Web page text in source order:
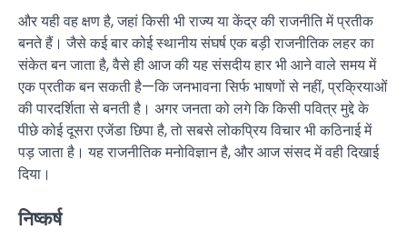
और यही वह क्षण है, जहां किसी भी राज्य या केंद्र की राजनीति में प्रतीक
बनते हैं। जैसे कई बार कोई स्थानीय संघर्ष एक बड़ी राजनीतिक लहर का
संकेत बन जाता है, वैसे ही आज की यह संसदीय हार भी आने वाले समय में
एक प्रतीक बन सकती है—कि जनभावना सिर्फ भाषणों से नहीं, प्रक्रियाओं
की पारदर्शिता से बनती है। अगर जनता को लगे कि किसी पवित्र मुद्दे के
पीछे कोई दूसरा एजेंडा छिपा है, तो सबसे लोकप्रिय विचार भी कठिनाई में
पड़ जाता है। यह राजनीतिक मनोविज्ञान है, और आज संसद में वही दिखाई
दिया।
निष्कर्ष